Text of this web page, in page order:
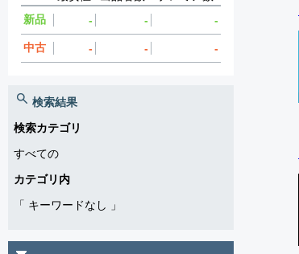
新品
- - -
中古 - - -
検索結果
検索カテゴリ
すべての
カテゴリ内
「 キーワードなし 」